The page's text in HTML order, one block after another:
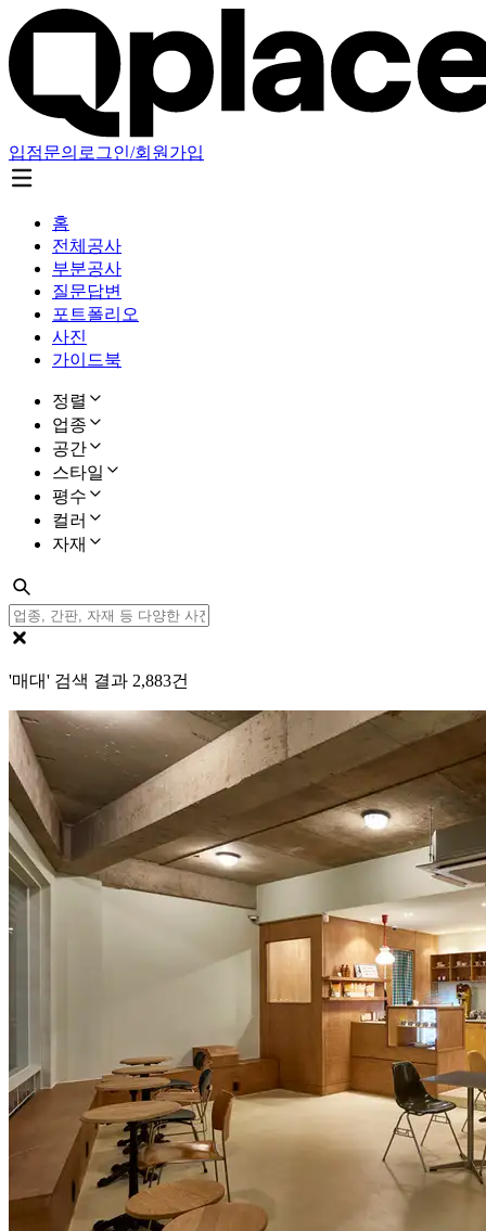
입점문의 로그인/회원가입
홈
전체공사
부분공사
질문답변
포트폴리오
사진
가이드북
정렬
업종
공간
스타일
평수
컬러
자재
'매대' 검색 결과 2,883건